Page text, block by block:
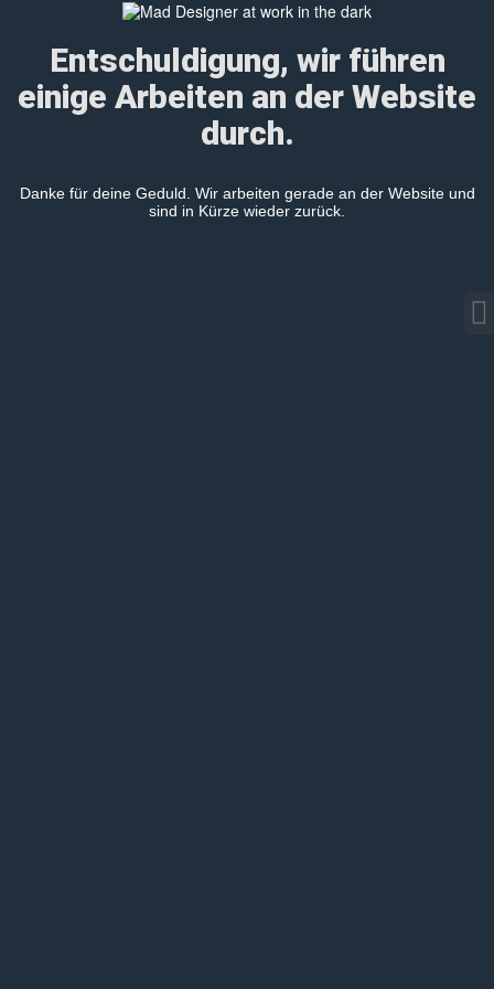
Entschuldigung, wir führen
einige Arbeiten an der Website
durch.
Danke für deine Geduld. Wir arbeiten gerade an der Website und
sind in Kürze wieder zurück.